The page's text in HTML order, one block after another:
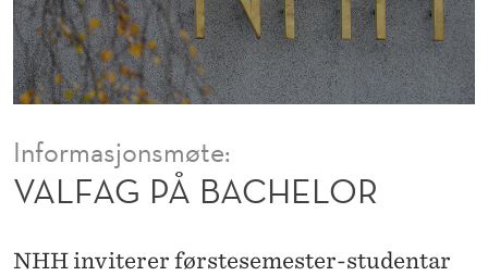
E
L
O
RInformasjonsmøte:
VALFAG PÅ BACHELOR
NHH inviterer førstesemester-studentar